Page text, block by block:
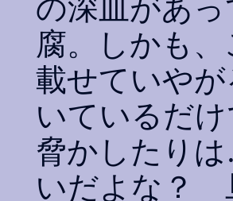
の深皿があ
腐。しかも
載せていや
いているだ
脅かしたり
いだよな？